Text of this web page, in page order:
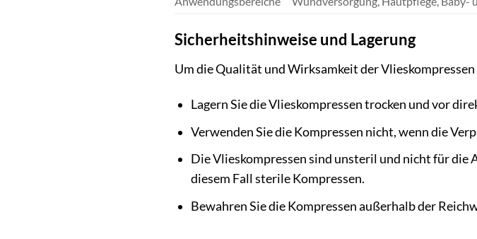
Sicherheitshinweise und Lagerung
Um die Qualität und Wirksamkeit der
Lagern Sie die Vlieskompressen trocken und vor
Verwenden Sie die Kompressen nicht, wenn die
Die Vlieskompressen sind unsteril und nicht für die
diesem Fall sterile Kompressen.
Bewahren Sie die Kompressen außerhalb der